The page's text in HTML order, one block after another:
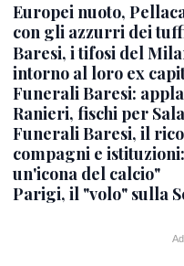
Europei nuoto,
con gli azzurri dei
Baresi, i tifosi del
intorno al loro ex
Funerali Baresi:
Ranieri, fischi per
Funerali Baresi, il
compagni e
un'icona del calcio"
Parigi, il "volo" sulla